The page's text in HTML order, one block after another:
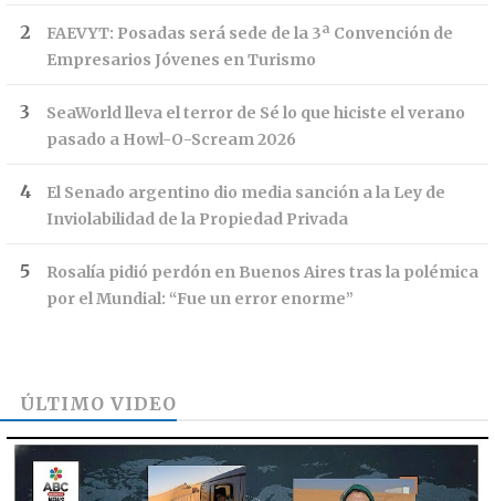
FAEVYT: Posadas será sede de la 3ª Convención de
Empresarios Jóvenes en Turismo
SeaWorld lleva el terror de Sé lo que hiciste el verano
pasado a Howl-O-Scream 2026
El Senado argentino dio media sanción a la Ley de
Inviolabilidad de la Propiedad Privada
Rosalía pidió perdón en Buenos Aires tras la polémica
por el Mundial: “Fue un error enorme”
ÚLTIMO VIDEO